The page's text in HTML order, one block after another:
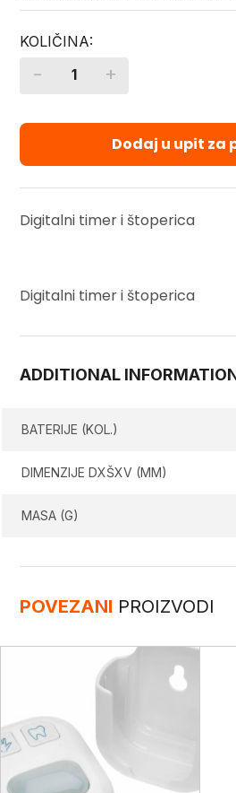
Quantity
- +
Dodaj u upit za
Digitalni timer i štoperica
Digitalni timer i štoperica
ADDITIONAL
BATERIJE (KOL.)
DIMENZIJE DXŠXV (MM)
MASA (G)
POVEZANI PROIZVODI